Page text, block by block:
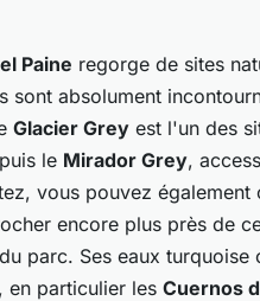
Paine regorge de sites
sont absolument
Glacier Grey est l'un des
le Mirador Grey,
vous pouvez
encore plus près de
parc. Ses eaux
en particulier les Cuernos